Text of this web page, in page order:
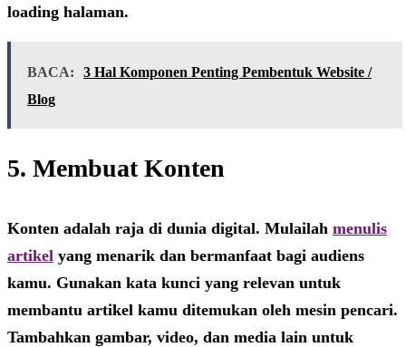
loading halaman.
BACA:
3 Hal Komponen Penting Pembentuk Website /
Blog
5. Membuat Konten
Konten adalah raja di dunia digital. Mulailah menulis
artikel yang menarik dan bermanfaat bagi audiens
kamu. Gunakan kata kunci yang relevan untuk
membantu artikel kamu ditemukan oleh mesin pencari.
Tambahkan gambar, video, dan media lain untuk